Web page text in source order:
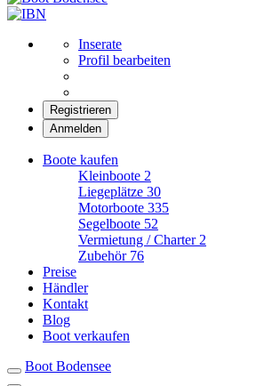
Inserate
Profil bearbeiten
Registrieren
Anmelden
Boote kaufen
Kleinboote 2
Liegeplätze 30
Motorboote 335
Segelboote 52
Vermietung / Charter 2
Zubehör 76
Preise
Händler
Kontakt
Blog
Boot verkaufen
Boot Bodensee